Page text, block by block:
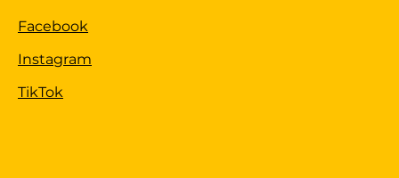
Facebook
Instagram
TikTok